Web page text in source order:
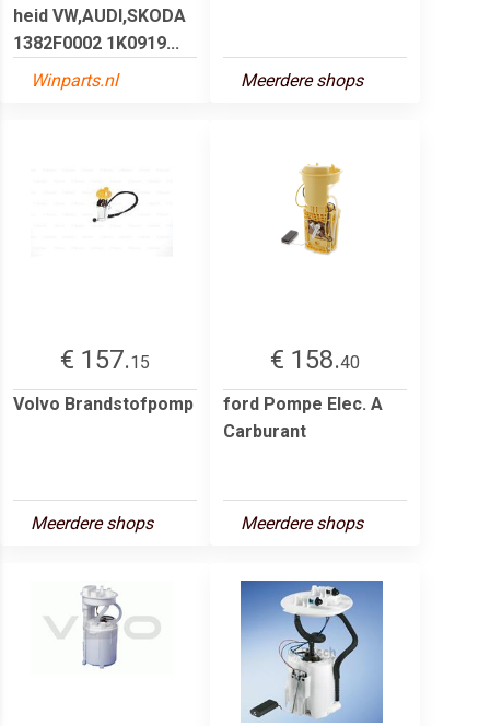
heid VW,AUDI,SKODA
1382F0002 1K0919...
Winparts.nl
Meerdere shops
€ 157.15
Volvo Brandstofpomp
Meerdere shops
€ 158.40
ford Pompe Elec. A
Carburant
Meerdere shops